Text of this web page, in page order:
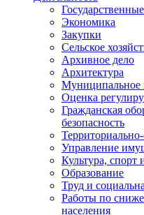
Экономика
Закупки
Сельское
Архивное дело
Архитектура
Муниципальное
Оценка
Гражданская
безопасность
Управление
Культура, спорт
Образование
Труд и
Работы по
населения